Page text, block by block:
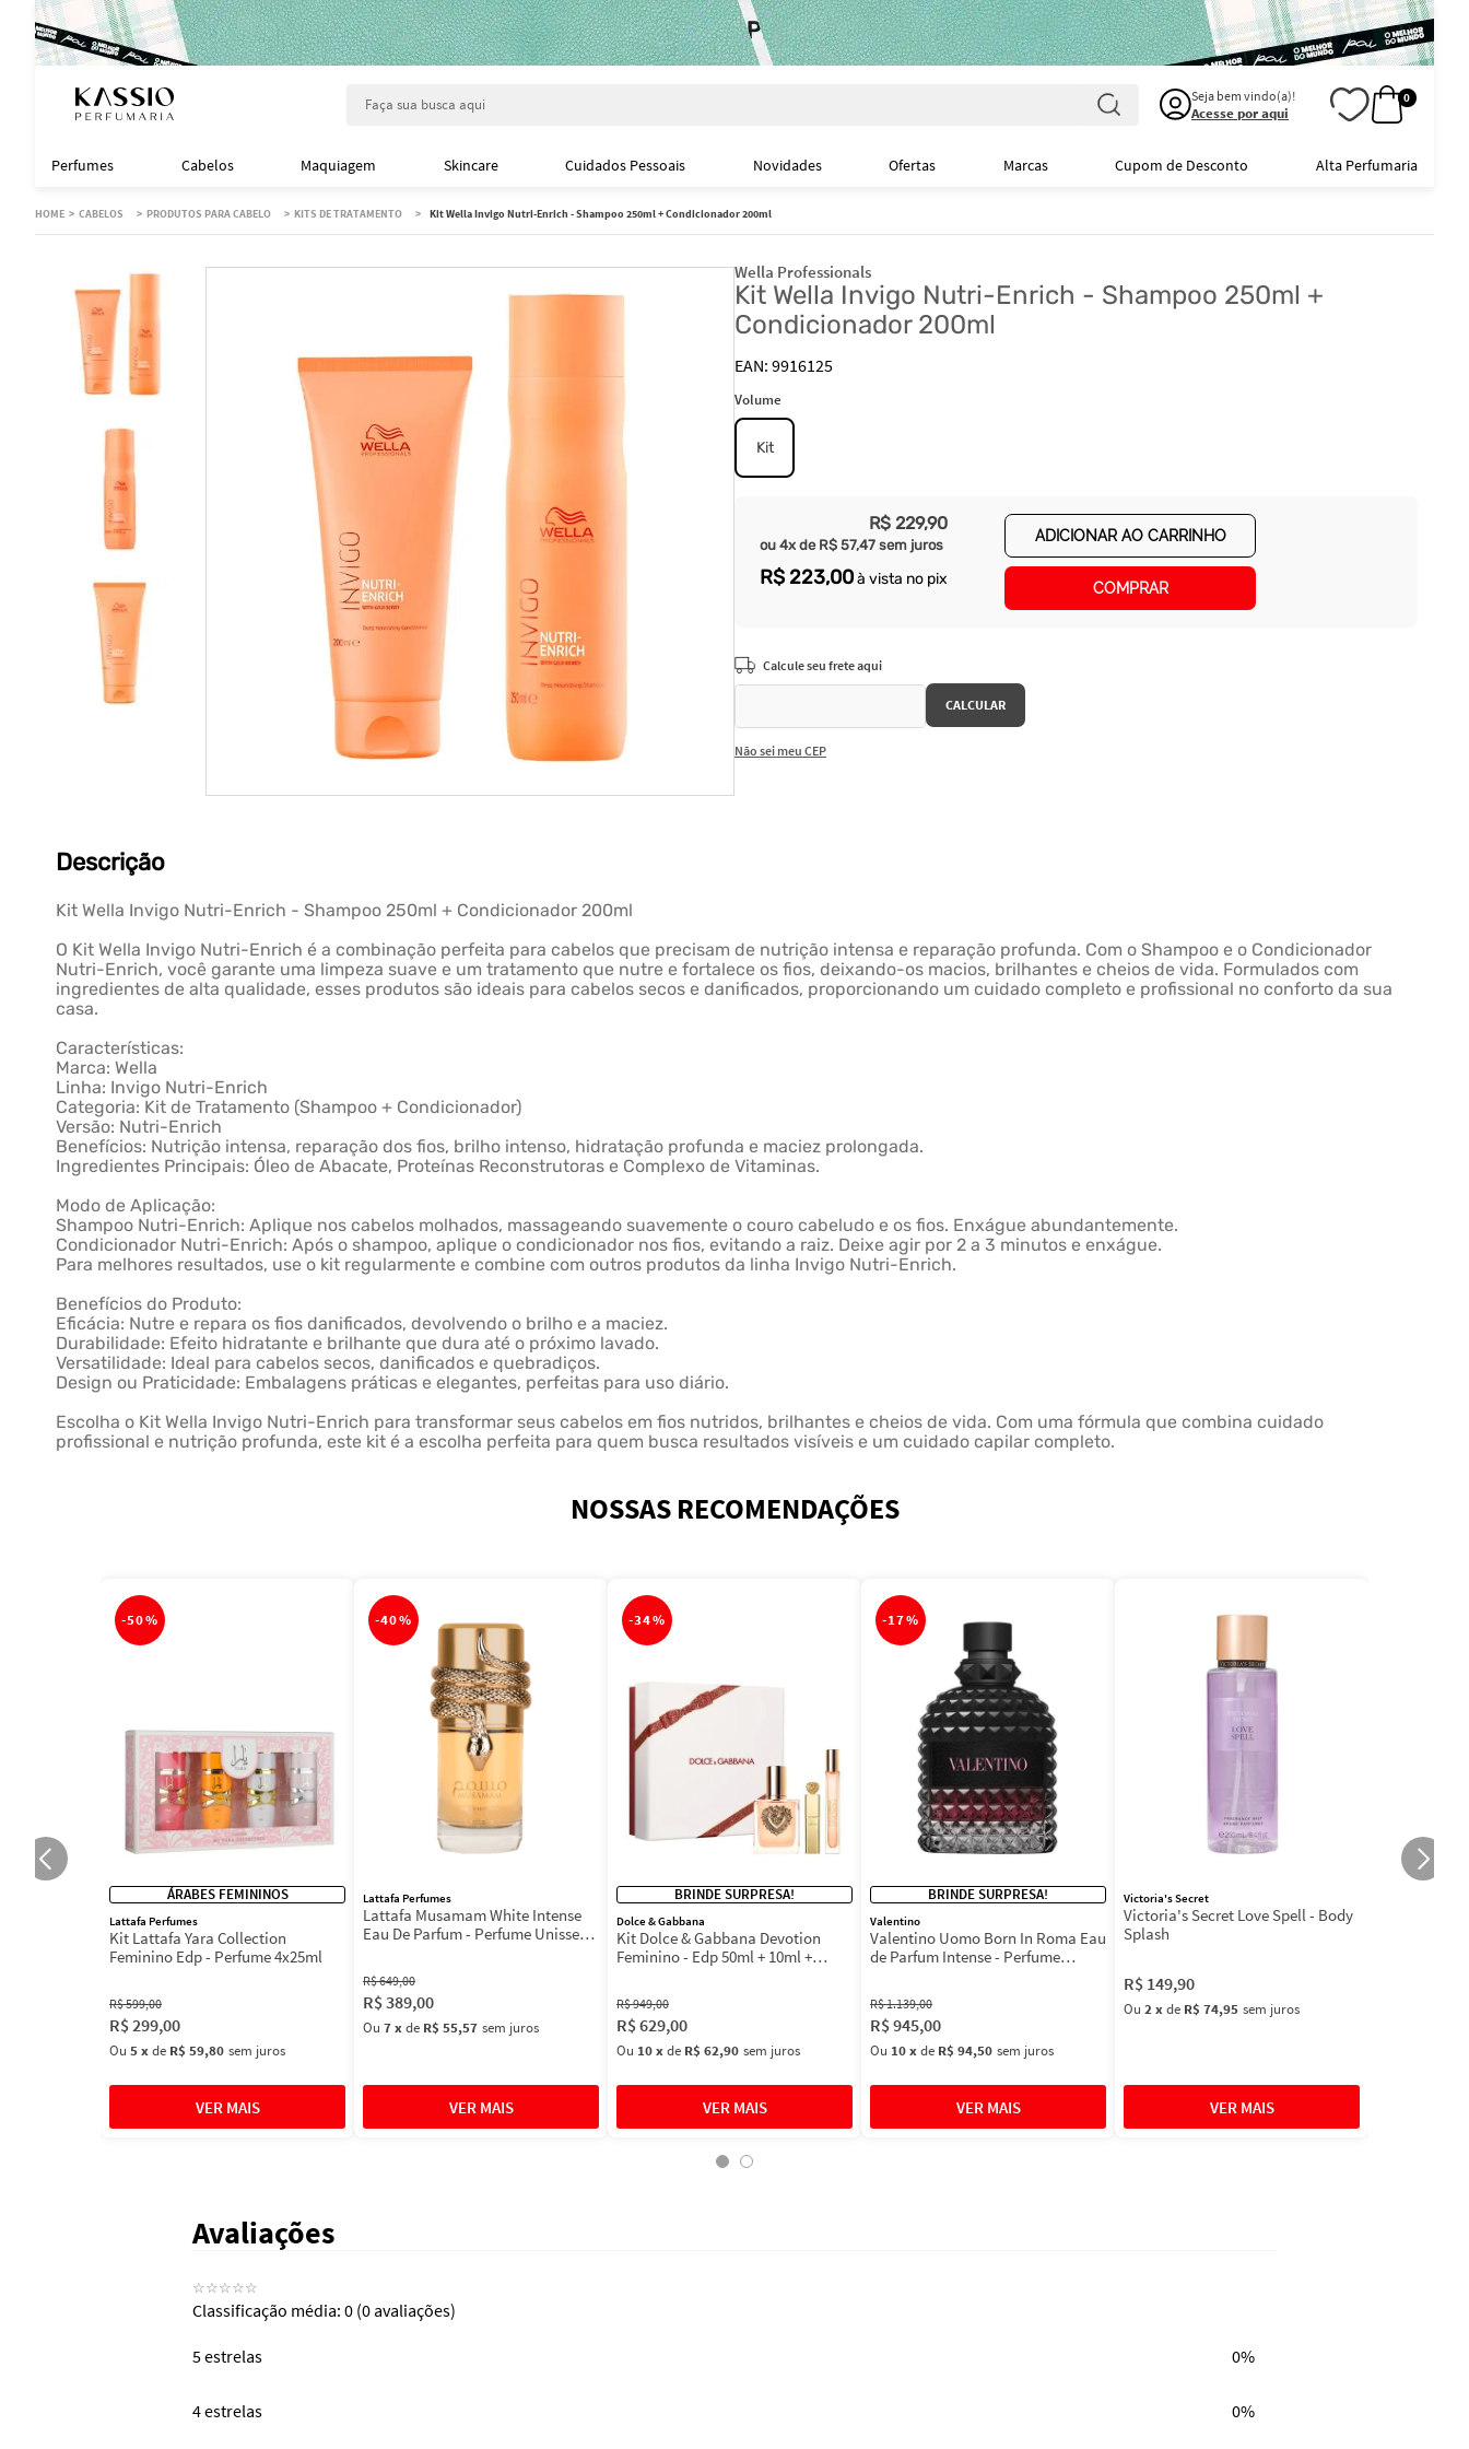
Seja bem vindo(a)!
Acesse por aqui
0
Perfumes Cabelos Maquiagem Skincare Cuidados Pessoais Novidades Ofertas Marcas Cupom de Desconto Alta Perfumaria
CABELOS PRODUTOS PARA CABELO KITS DE TRATAMENTO Kit Wella Invigo Nutri-Enrich - Shampoo 250ml + Condicionador 200ml
Wella Professionals
Kit Wella Invigo Nutri-Enrich - Shampoo 250ml +
Condicionador 200ml
9916125
Volume
Kit
R$ 229,90
ou 4x de R$ 57,47 sem juros
R$ 223,00à vista no pix
ADICIONAR AO CARRINHO
COMPRAR
Não sei meu CEP
Descrição
Kit Wella Invigo Nutri-Enrich - Shampoo 250ml + Condicionador 200ml
O Kit Wella Invigo Nutri-Enrich é a combinação perfeita para cabelos que precisam de nutrição intensa e reparação profunda. Com o Shampoo e o Condicionador
Nutri-Enrich, você garante uma limpeza suave e um tratamento que nutre e fortalece os fios, deixando-os macios, brilhantes e cheios de vida. Formulados com
ingredientes de alta qualidade, esses produtos são ideais para cabelos secos e danificados, proporcionando um cuidado completo e profissional no conforto da sua
casa.
Características:
Marca: Wella
Linha: Invigo Nutri-Enrich
Categoria: Kit de Tratamento (Shampoo + Condicionador)
Versão: Nutri-Enrich
Benefícios: Nutrição intensa, reparação dos fios, brilho intenso, hidratação profunda e maciez prolongada.
Ingredientes Principais: Óleo de Abacate, Proteínas Reconstrutoras e Complexo de Vitaminas.
Modo de Aplicação:
Shampoo Nutri-Enrich: Aplique nos cabelos molhados, massageando suavemente o couro cabeludo e os fios. Enxágue abundantemente.
Condicionador Nutri-Enrich: Após o shampoo, aplique o condicionador nos fios, evitando a raiz. Deixe agir por 2 a 3 minutos e enxágue.
Para melhores resultados, use o kit regularmente e combine com outros produtos da linha Invigo Nutri-Enrich.
Benefícios do Produto:
Eficácia: Nutre e repara os fios danificados, devolvendo o brilho e a maciez.
Durabilidade: Efeito hidratante e brilhante que dura até o próximo lavado.
Versatilidade: Ideal para cabelos secos, danificados e quebradiços.
Design ou Praticidade: Embalagens práticas e elegantes, perfeitas para uso diário.
Escolha o Kit Wella Invigo Nutri-Enrich para transformar seus cabelos em fios nutridos, brilhantes e cheios de vida. Com uma fórmula que combina cuidado
profissional e nutrição profunda, este kit é a escolha perfeita para quem busca resultados visíveis e um cuidado capilar completo.
NOSSAS RECOMENDAÇÕES
-50%
ÁRABES FEMININOS
Lattafa Perfumes
Kit Lattafa Yara Collection
Feminino Edp - Perfume 4x25ml
R$599,00
R$299,00
Ou 5xde R$ 59,80 sem juros
-40%
Lattafa Perfumes
Lattafa Musamam White Intense
Eau De Parfum - Perfume Unissex
R$649,00
R$389,00
Ou 7xde R$ 55,57 sem juros
-34%
BRINDE SURPRESA!
Dolce & Gabbana
Kit Dolce & Gabbana Devotion
Feminino - Edp 50ml + 10ml +
R$949,00
R$629,00
Ou 10xde R$ 62,90 sem juros
-17%
BRINDE SURPRESA!
Valentino
Valentino Uomo Born In Roma Eau
de Parfum Intense - Perfume
R$1.139,00
R$945,00
Ou 10xde R$ 94,50 sem juros
Victoria's Secret
Victoria's Secret Love Spell - Body
Splash
R$ 149,90
Ou 2xde R$ 74,95 sem juros
Avaliações
☆☆☆☆☆
Classificação média: 0 (0 avaliações)
5 estrelas 0%
4 estrelas 0%